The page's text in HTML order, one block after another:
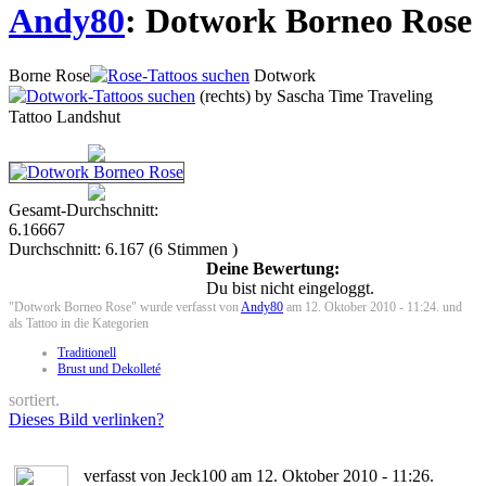
Andy80: Dotwork Borneo Rose
Borne Rose
Dotwork
(rechts) by Sascha Time Traveling
Tattoo Landshut
Gesamt-Durchschnitt:
6.16667
Durchschnitt: 6.167 (6 Stimmen )
Deine Bewertung:
Du bist nicht eingeloggt.
"Dotwork Borneo Rose" wurde verfasst vonAndy80 am 12. Oktober 2010 - 11:24. und
als Tattoo in die Kategorien
Traditionell
Brust und Dekolleté
sortiert.
Dieses Bild verlinken?
verfasst von Jeck100 am 12. Oktober 2010 - 11:26.